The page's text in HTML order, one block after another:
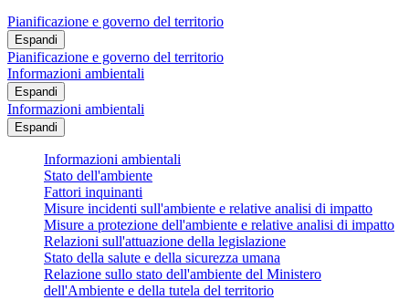
Pianificazione e governo del territorio
Espandi
Pianificazione e governo del territorio
Informazioni ambientali
Espandi
Informazioni ambientali
Espandi
Informazioni ambientali
Stato dell'ambiente
Fattori inquinanti
Misure incidenti sull'ambiente e relative analisi di impatto
Misure a protezione dell'ambiente e relative analisi di impatto
Relazioni sull'attuazione della legislazione
Stato della salute e della sicurezza umana
Relazione sullo stato dell'ambiente del Ministero
dell'Ambiente e della tutela del territorio